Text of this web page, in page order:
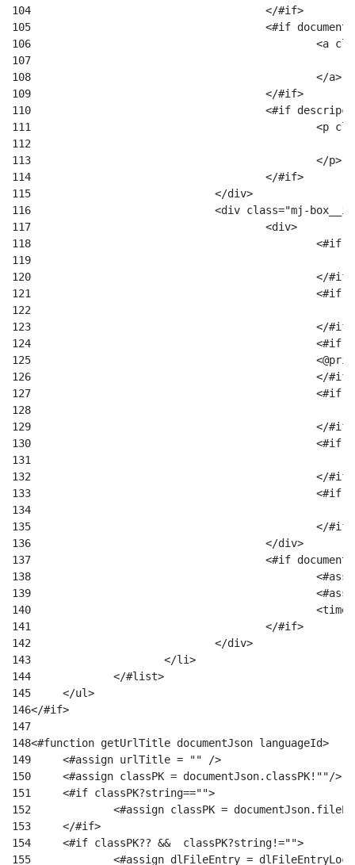
104
					</#if>
105
<#if
106
107
108
						</a>
109
					</#if>
110
<#if
111
112
113
						</p>
114
					</#if>
115
				</div>
116
<div class="mj-
117
					<div>
118
119
120
</
121
122
123
</
124
125
126
</
127
128
129
</
130
131
132
</
133
134
135
</
136
					</div>
137
<#if
138
139
140
141
					</#if>
142
				</div>
143
			</li>
144
		</#list>
145
	</ul>
146</#if>
147
148
149
	<#assign urlTitle = "" />
150
	<#assign classPK = documentJson.classPK!""/>
151
	<#if classPK?string=="">
152
<#assign classPK =
153
	</#if>
154
	<#if classPK?? &&  classPK?string!="">
155
<#assign dlFileEntry =